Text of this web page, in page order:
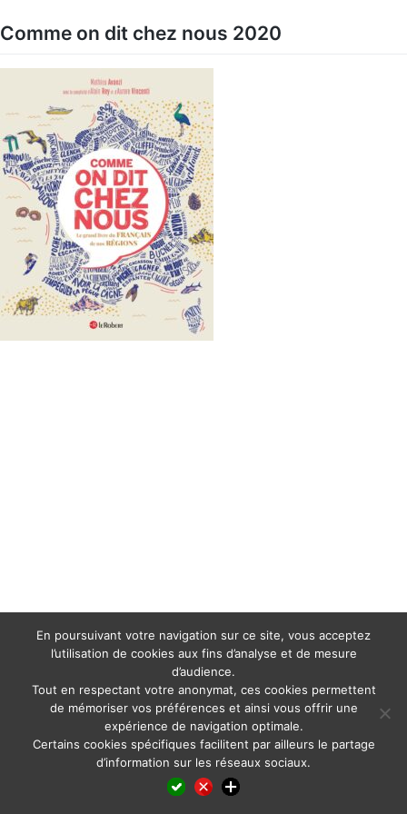
content
Comme on dit chez nous 2020
LinkedIn
X WhatsAppPinterest
En poursuivant votre navigation sur ce site, vous acceptez
l’utilisation de cookies aux fins d’analyse et de mesure
d’audience.
Tout en respectant votre anonymat, ces cookies permettent
de mémoriser vos préférences et ainsi vous offrir une
expérience de navigation optimale.
Certains cookies spécifiques facilitent par ailleurs le partage
d’information sur les réseaux sociaux.